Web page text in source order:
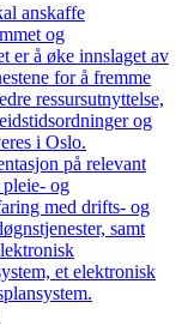
anskaffe
og
er å øke innslaget av
for å fremme
ressursutnyttelse,
og
i Oslo.
på relevant
og
med drifts- og
samt
et elektronisk